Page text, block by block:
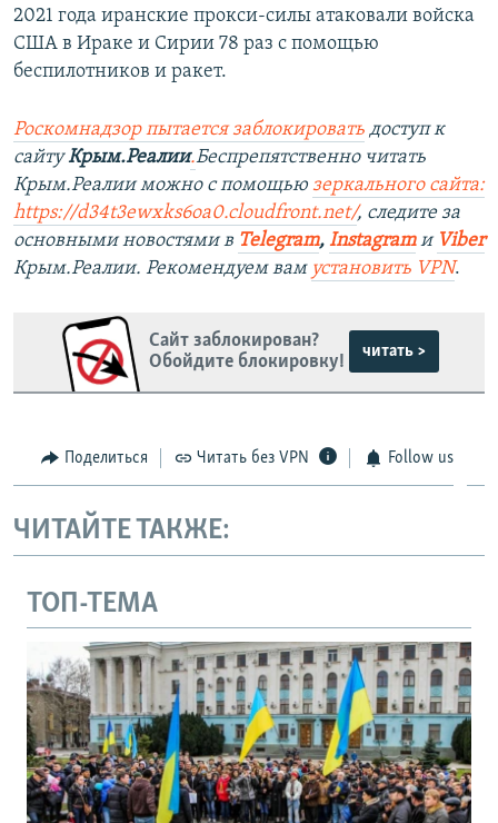
2021 года иранские прокси-силы атаковали войска
США в Ираке и Сирии 78 раз с помощью
беспилотников и ракет.
Роскомнадзор пытается заблокировать доступ к
сайтуКрым.Реалии.Беспрепятственно читать
Крым.Реалии можно с помощью зеркального сайта:
https://d34t3ewxks6oa0.cloudfront.net/, следите за
основными новостями в Telegram, Instagramи Viber
Крым.Реалии. Рекомендуем вам установить VPN.
Сайт заблокирован?
Обойдите блокировку!
читать >
Поделиться Читать без VPN Follow us
ЧИТАЙТЕ ТАКЖЕ:
ТОП-ТЕМА